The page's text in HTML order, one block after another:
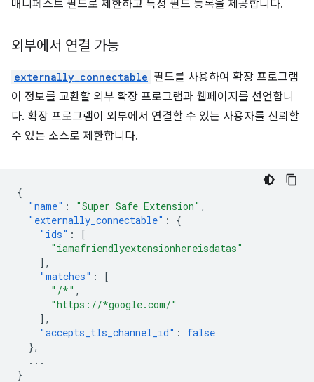
매니페스트 필드로 제한하고 특정 필드 등록을 제공합니다.
외부에서 연결 가능
externally_connectable 필드를 사용하여 확장 프로그램
이 정보를 교환할 외부 확장 프로그램과 웹페이지를 선언합니
다. 확장 프로그램이 외부에서 연결할 수 있는 사용자를 신뢰할
수 있는 소스로 제한합니다.
{
"name" : "Super Safe Extension" ,
"externally_connectable" :
{
"ids" :
[
"iamafriendlyextensionhereisdatas"
],
"matches" :
[
"/*" ,
"https://*google.com/"
],
"accepts_tls_channel_id" :
false
},
...
}